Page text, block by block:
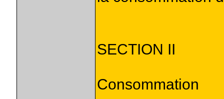
SECTION II
Consommation